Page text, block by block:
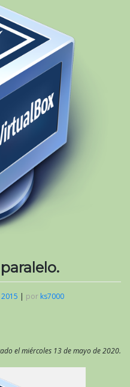
| por ks7000
el miércoles 13 de mayo de 2020.